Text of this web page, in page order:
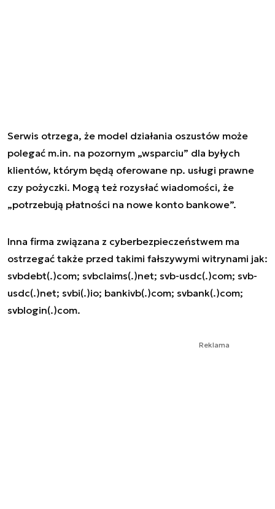
Serwis otrzega, że model działania oszustów może
polegać m.in. na pozornym „wsparciu” dla byłych
klientów, którym będą oferowane np. usługi prawne
czy pożyczki. Mogą też rozysłać wiadomości, że
„potrzebują płatności na nowe konto bankowe”.
Inna firma związana z cyberbezpieczeństwem ma
ostrzegać także przed takimi fałszywymi witrynami jak:
svbdebt(.)com; svbclaims(.)net; svb-usdc(.)com; svb-
usdc(.)net; svbi(.)io; bankivb(.)com; svbank(.)com;
svblogin(.)com.
Reklama